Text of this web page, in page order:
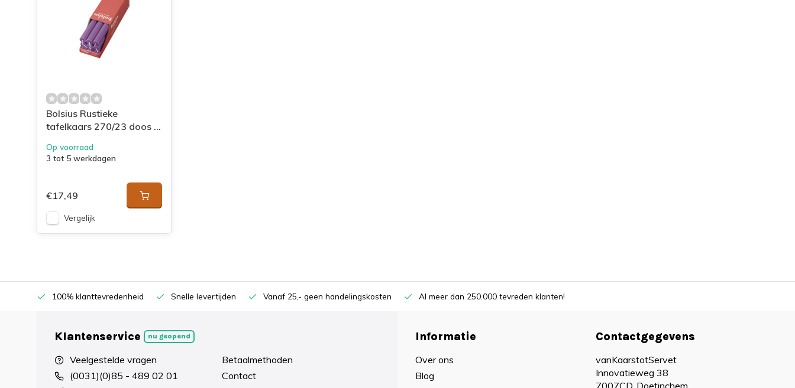
Bolsius Rustieke
tafelkaars 270/23 doos 9
Op voorraad
3 tot 5 werkdagen
€17,49
Vergelijk
100% klanttevredenheid Snelle levertijden Vanaf 25,- geen handelingskosten Al meer dan 250.000 tevreden klanten!
Klantenservice nu geopend
Veelgestelde vragen
(0031)(0)85 - 489 02 01
Betaalmethoden
Contact
Informatie
Over ons
Blog
Contactgegevens
vanKaarstotServet
Innovatieweg 38
7007CD, Doetinchem